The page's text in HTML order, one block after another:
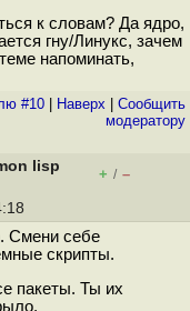
к словам? Да ядро,
гну/Линукс, зачем
напоминать,
#10 Наверх
Cообщить
модератору
lisp
+ / –
Смени себе
скрипты.
пакеты. Ты их